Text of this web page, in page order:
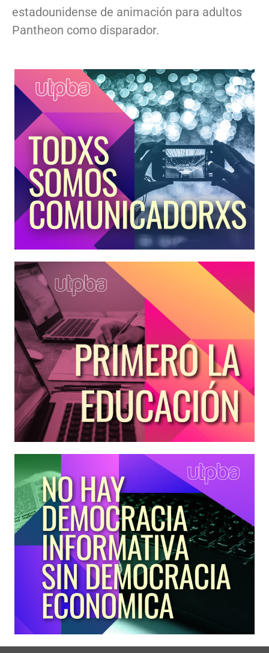
estadounidense de animación para adultos
Pantheon como disparador.